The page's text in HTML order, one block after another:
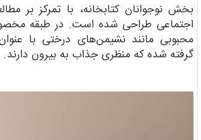
بخش نوجوانان کتابخانه، با تمرکز بر
اجتماعی طراحی شده است. در طبقه
محبوبی مانند نشیمن‌های درختی با
گرفته شده که منظری جذاب به بیرون دارند.